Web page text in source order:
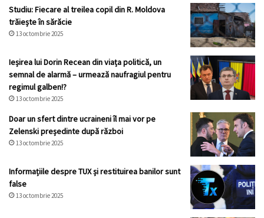
Studiu: Fiecare al treilea copil din R. Moldova
trăiește în sărăcie
13 octombrie 2025
Ieșirea lui Dorin Recean din viața politică, un
semnal de alarmă – urmează naufragiul pentru
regimul galben!?
13 octombrie 2025
Doar un sfert dintre ucraineni îl mai vor pe
Zelenski președinte după război
13 octombrie 2025
Informațiile despre TUX și restituirea banilor sunt
false
13 octombrie 2025